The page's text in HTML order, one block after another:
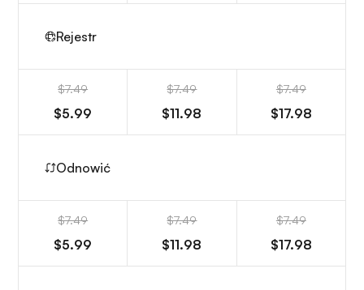
Rejestr
$7.49
$5.99
$7.49
$11.98
$7.49
$17.98
Odnowić
$7.49
$5.99
$7.49
$11.98
$7.49
$17.98